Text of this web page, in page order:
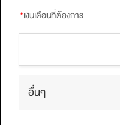
*เงินเดือนที่ต้องการ
อื่นๆ